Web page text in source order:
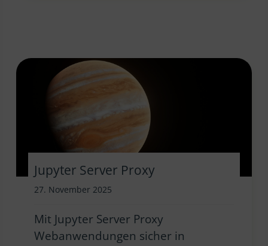
Jupyter Server Proxy
27. November 2025
Mit Jupyter Server Proxy
Webanwendungen sicher in